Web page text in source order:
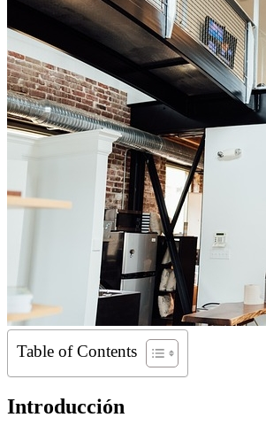
Table of Contents
Introducción